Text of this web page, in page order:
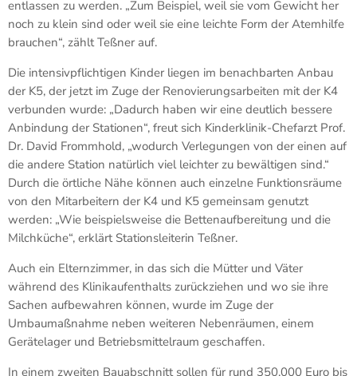
entlassen zu werden. „Zum Beispiel, weil sie vom Gewicht her
noch zu klein sind oder weil sie eine leichte Form der Atemhilfe
brauchen“, zählt Teßner auf.
Die intensivpflichtigen Kinder liegen im benachbarten Anbau
der K5, der jetzt im Zuge der Renovierungsarbeiten mit der K4
verbunden wurde: „Dadurch haben wir eine deutlich bessere
Anbindung der Stationen“, freut sich Kinderklinik-Chefarzt Prof.
Dr. David Frommhold, „wodurch Verlegungen von der einen auf
die andere Station natürlich viel leichter zu bewältigen sind.“
Durch die örtliche Nähe können auch einzelne Funktionsräume
von den Mitarbeitern der K4 und K5 gemeinsam genutzt
werden: „Wie beispielsweise die Bettenaufbereitung und die
Milchküche“, erklärt Stationsleiterin Teßner.
Auch ein Elternzimmer, in das sich die Mütter und Väter
während des Klinikaufenthalts zurückziehen und wo sie ihre
Sachen aufbewahren können, wurde im Zuge der
Umbaumaßnahme neben weiteren Nebenräumen, einem
Gerätelager und Betriebsmittelraum geschaffen.
In einem zweiten Bauabschnitt sollen für rund 350.000 Euro bis